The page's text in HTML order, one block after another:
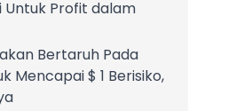
Untuk Profit dalam
Bertaruh Pada
Mencapai $ 1 Berisiko,